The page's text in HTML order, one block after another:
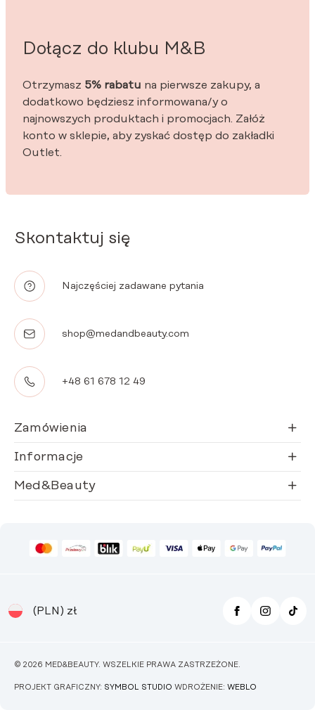
Skontaktuj się
Najczęściej zadawane pytania
shop@medandbeauty.com
+48 61 678 12 49
Zamówienia
Informacje
Med&Beauty
Dołącz do klubu M&B
Otrzymasz 5% rabatu na pierwsze zakupy, a
dodatkowo będziesz informowana/y o
najnowszych produktach i promocjach. Załóż
konto w sklepie, aby zyskać dostęp do zakładki
Outlet.
(PLN) zł
© 2026 MED&BEAUTY. WSZELKIE PRAWA ZASTRZEŻONE.
PROJEKT GRAFICZNY: SYMBOL STUDIO WDROŻENIE: WEBLO